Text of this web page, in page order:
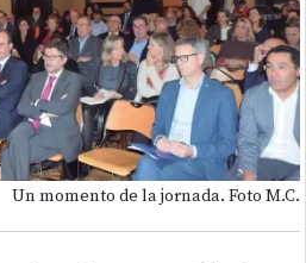
Un momento de la jornada. Foto M.C.